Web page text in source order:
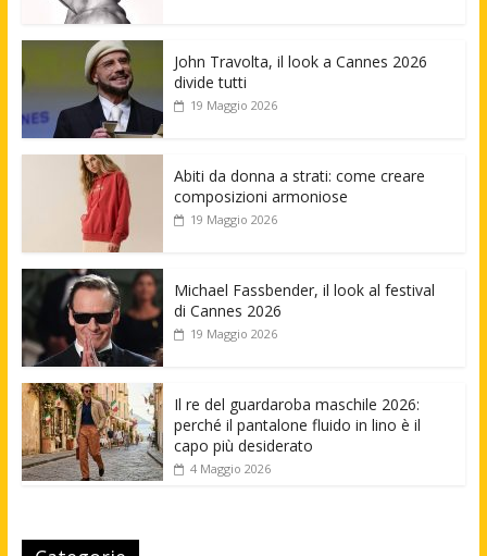
John Travolta, il look a Cannes 2026
divide tutti
19 Maggio 2026
Abiti da donna a strati: come creare
composizioni armoniose
19 Maggio 2026
Michael Fassbender, il look al festival
di Cannes 2026
19 Maggio 2026
Il re del guardaroba maschile 2026:
perché il pantalone fluido in lino è il
capo più desiderato
4 Maggio 2026